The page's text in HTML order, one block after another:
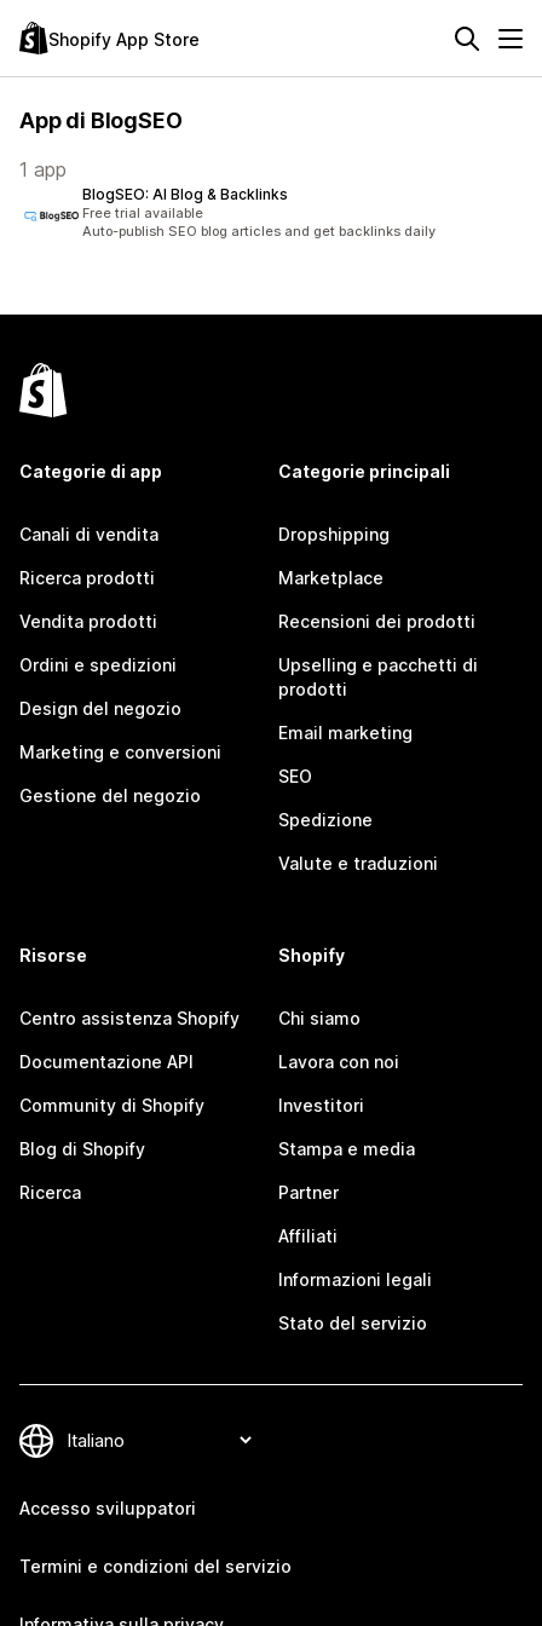
Shopify App Store
App di BlogSEO
1 app
BlogSEO: AI Blog & Backlinks
Free trial available
Auto-publish SEO blog articles and get backlinks daily
Categorie di app
Canali di vendita
Ricerca prodotti
Vendita prodotti
Ordini e spedizioni
Design del negozio
Marketing e conversioni
Gestione del negozio
Categorie principali
Dropshipping
Marketplace
Recensioni dei prodotti
Upselling e pacchetti di
prodotti
Email marketing
SEO
Spedizione
Valute e traduzioni
Risorse
Centro assistenza Shopify
Documentazione API
Community di Shopify
Blog di Shopify
Ricerca
Shopify
Chi siamo
Lavora con noi
Investitori
Stampa e media
Partner
Affiliati
Informazioni legali
Stato del servizio
Accesso sviluppatori
Termini e condizioni del servizio